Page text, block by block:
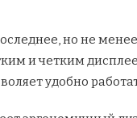
но не
и четким
удобно